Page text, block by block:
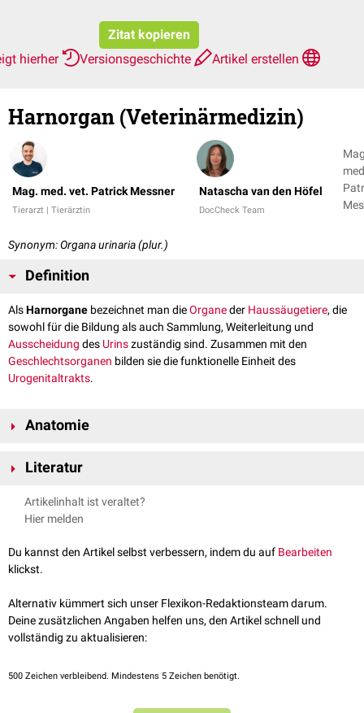
Zitat kopieren
hierher
Versionsgeschichte Artikel erstellen
Harnorgan (Veterinärmedizin)
Mag. med. vet. Patrick Messner
Tierarzt | Tierärztin
Natascha van den Höfel
DocCheck Team
Synonym: Organa urinaria (plur.)
Definition
AlsHarnorgane bezeichnet man dieOrganeder Haussäugetiere, die
sowohl für die Bildung als auch Sammlung, Weiterleitung und
Ausscheidung des Urinszuständig sind. Zusammen mit den
Geschlechtsorganen bilden sie die funktionelle Einheit des
Urogenitaltrakts.
Anatomie
harnproduzierende bzw. harnsammelnde Organe
Funktionelle
harnproduzierend:
harnableitend:
Harnleiter
(Ureter dexter, Ureter sinister)
Literatur
Nickel R, Schummer A, Seiferle E. 2004. Lehrbuch der Anatomie der
Haustiere, Band II: Eingeweide. 9., unveränderte Auflage. Stuttgart:
8304-4152-6
Artikelinhalt ist veraltet?
Hier melden
Du kannst den Artikel selbst verbessern, indem du auf Bearbeiten
klickst.
Alternativ kümmert sich unser Flexikon-Redaktionsteam darum.
Deine zusätzlichen Angaben helfen uns, den Artikel schnell und
vollständig zu aktualisieren:
500 Zeichen verbleibend. Mindestens 5 Zeichen benötigt.